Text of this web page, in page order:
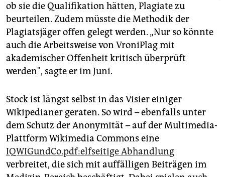
ob sie die Qualifikation hätten, Plagiate zu
beurteilen. Zudem müsste die Methodik der
Plagiatsjäger offen gelegt werden. „Nur so könnte
auch die Arbeitsweise von VroniPlag mit
akademischer Offenheit kritisch überprüft
werden", sagte er im Juni.
Stock ist längst selbst in das Visier einiger
Wikipedianer geraten. So wird – ebenfalls unter
dem Schutz der Anonymität – auf der Multimedia-
Plattform Wikimedia Commons eine
IQWIGundCo.pdf:elfseitige Abhandlung
verbreitet, die sich mit auffälligen Beiträgen im